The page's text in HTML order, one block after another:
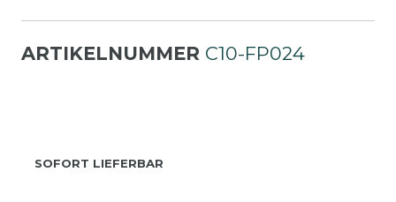
ARTIKELNUMMER C10-FP024
SOFORT LIEFERBAR